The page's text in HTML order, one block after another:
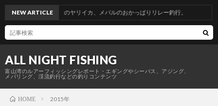
ALL NIGHT FISHING
富山湾のルアーフィッシングレポート・エギングやシーバス、アジング、
メバリング、渓流釣行などの釣りコンテンツ
NEW ARTICLE
釣行。青物からのヤリイカ、メバルのおかっぱりリレー釣行。
HOME 2015年